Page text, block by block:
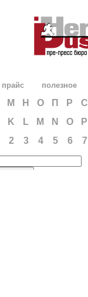
прайс полезное
М Н О П Р С
K L M N O P
2 3 4 5 6 7